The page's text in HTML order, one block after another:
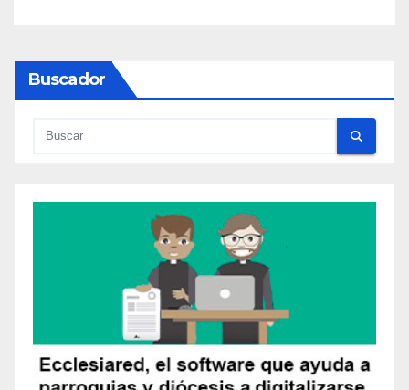
Buscador